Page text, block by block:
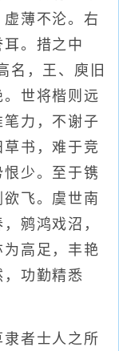
薄不沦。右
。措之中
名，王、庾旧
世将楷则远
力，不谢子
书，难于竞
少。至于镌
飞。虞世南
鹓鸿戏沼，
高足，丰艳
功勤精悉
者士人之所